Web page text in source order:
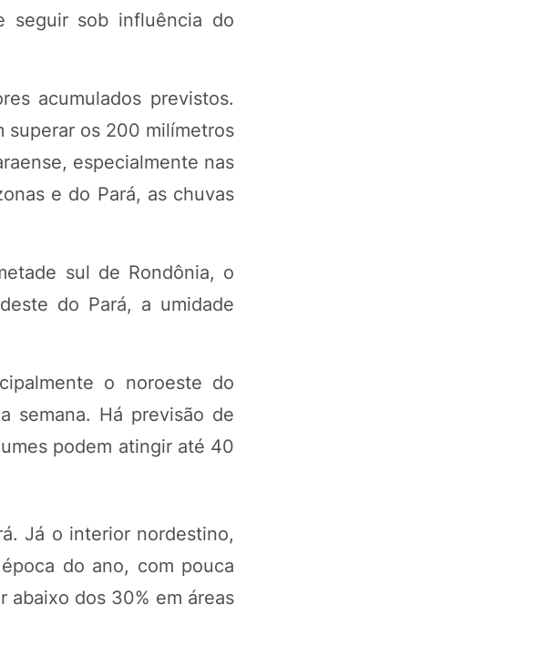
seguir sob influência do
acumulados previstos.
superar os 200 milímetros
especialmente nas
e do Pará, as chuvas
sul de Rondônia, o
do Pará, a umidade
o noroeste do
semana. Há previsão de
podem atingir até 40
Já o interior nordestino,
do ano, com pouca
abaixo dos 30% em áreas